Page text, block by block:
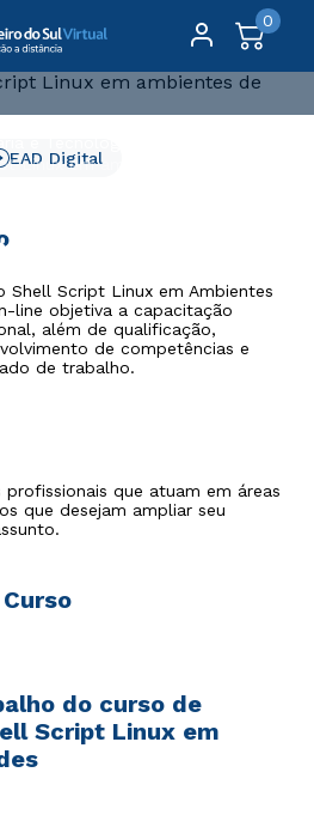
0
Linux em ambientes de redes
de
EAD Digital
Shell Script Linux em Ambientes
line objetiva a capacitação
além de qualificação,
de competências e
de trabalho.
que atuam em áreas
que desejam ampliar seu
do curso de
Script Linux em